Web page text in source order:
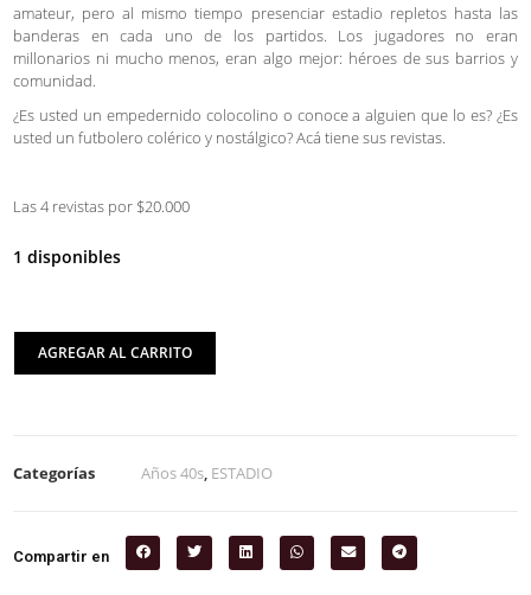
amateur, pero al mismo tiempo presenciar estadio repletos hasta las
banderas en cada uno de los partidos. Los jugadores no eran
millonarios ni mucho menos, eran algo mejor: héroes de sus barrios y
comunidad.
¿Es usted un empedernido colocolino o conoce a alguien que lo es? ¿Es
usted un futbolero colérico y nostálgico? Acá tiene sus revistas.
Las 4 revistas por $20.000
1 disponibles
AGREGAR AL CARRITO
Categorías Años 40s, ESTADIO
Compartir en